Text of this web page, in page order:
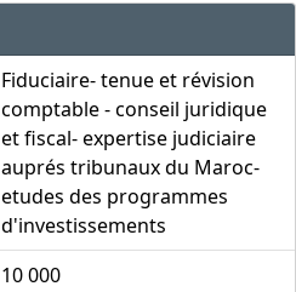
Fiduciaire- tenue et révision
comptable - conseil juridique
et fiscal- expertise judiciaire
auprés tribunaux du Maroc-
etudes des programmes
d'investissements
10 000